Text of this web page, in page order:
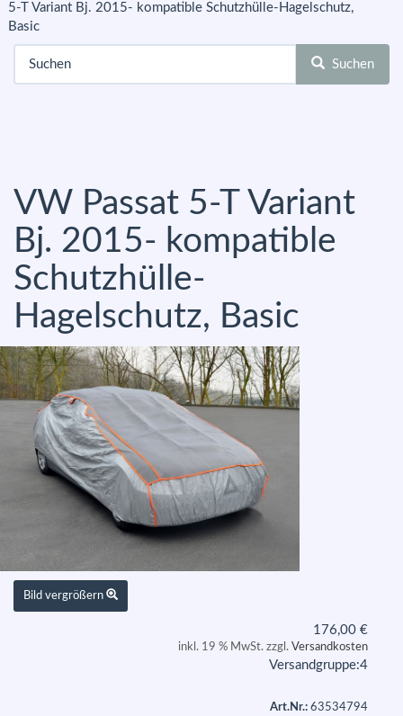
5-T Variant Bj. 2015- kompatible Schutzhülle-Hagelschutz,
Basic
Suchen
VW Passat 5-T Variant
Bj. 2015- kompatible
Schutzhülle-
Hagelschutz, Basic
Bild vergrößern
176,00 €
inkl. 19 % MwSt. zzgl. Versandkosten
Versandgruppe:4
Art.Nr.: 63534794